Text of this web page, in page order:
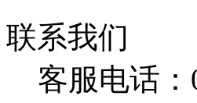
联系我们
客服电话：